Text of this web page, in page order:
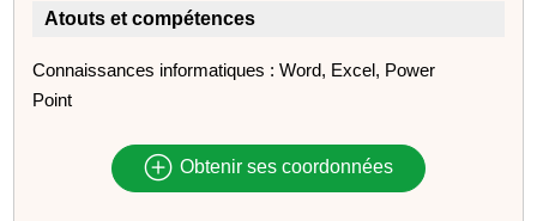
Atouts et compétences
Connaissances informatiques : Word, Excel, Power
Point
Obtenir ses coordonnées